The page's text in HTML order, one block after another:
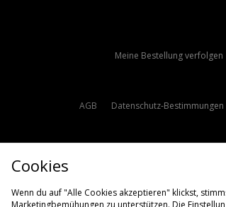
Meine Bestellung verfolgen
AGB Datenschutz-Bestimmungen
Cookies
Wenn du auf "Alle Cookies akzeptieren" klickst,
Marketingbemühungen zu unterstützen. Die